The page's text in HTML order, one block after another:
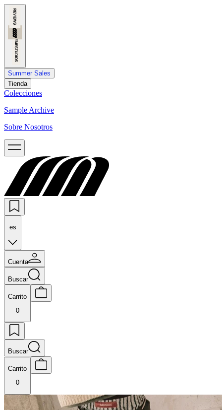
Summer Sales
Tienda
Colecciones
Sample Archive
Sobre Nosotros
es
Cuenta
Buscar
Carrito
0
Buscar
Carrito
0